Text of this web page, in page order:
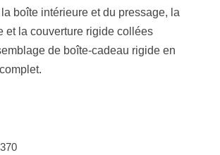
boîte intérieure et du pressage, la
et la couverture rigide collées
de boîte-cadeau rigide en